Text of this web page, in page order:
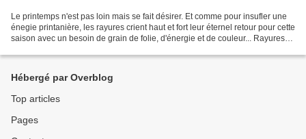
Le printemps n'est pas loin mais se fait désirer. Et comme pour insufler une
énegie printanière, les rayures crient haut et fort leur éternel retour pour cette
saison avec un besoin de grain de folie, d'énergie et de couleur... Rayures
Hébergé par Overblog
Top articles
Pages